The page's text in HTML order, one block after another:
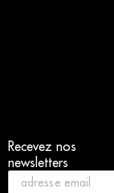
Recevez nos
newsletters
© 2021 La